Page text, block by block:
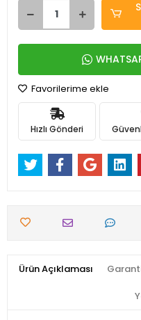
Favorilerime ekle
Hızlı Gönderi
Ürün Açıklaması